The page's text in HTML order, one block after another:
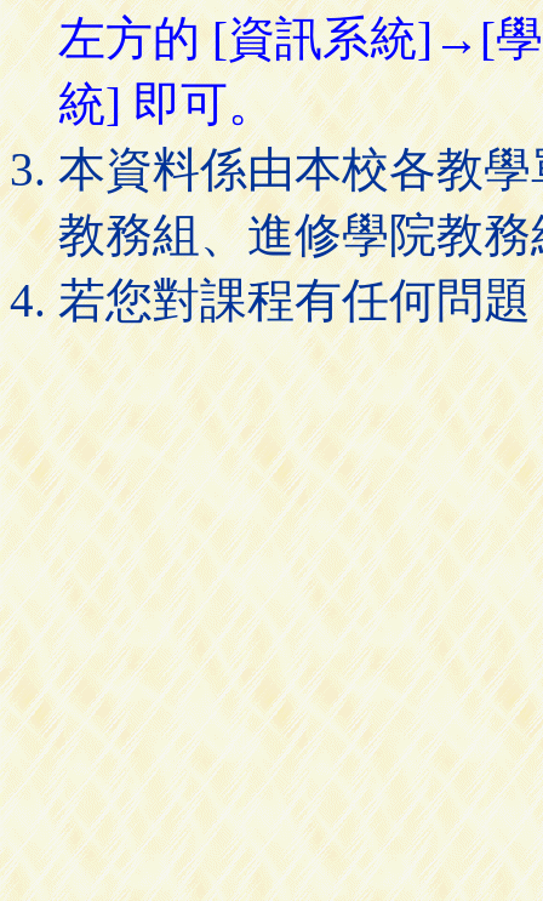
左方的 [資訊系統]→[
統] 即可。
本資料係由本校各教
教務組、進修學院教
若您對課程有任何問